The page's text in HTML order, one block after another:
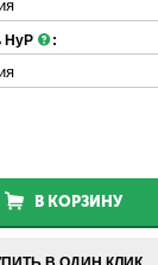
НуР :
В КОРЗИНУ